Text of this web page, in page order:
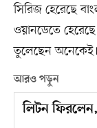
সিরিজ হেরেছে
ওয়ানডেতে হেরেছে
তুলেছেন অনেকেই।
আরও পড়ুন
লিটন